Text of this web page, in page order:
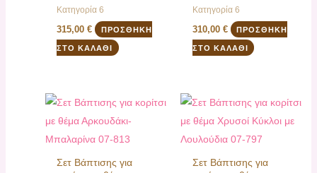
Κατηγορία 6
315,00€ ΠΡΟΣΘΉΚΗ
ΣΤΟ ΚΑΛΆΘΙ
Κατηγορία 6
310,00 € ΠΡΟΣΘΉΚΗ
ΣΤΟ ΚΑΛΆΘΙ
Σετ Βάπτισης για
Σετ Βάπτισης για